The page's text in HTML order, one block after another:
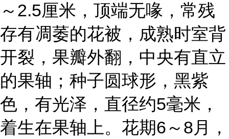
～2.5厘米，顶端无喙，常残
存有凋萎的花被，成熟时室背
开裂，果瓣外翻，中央有直立
的果轴；种子圆球形，黑紫
色，有光泽，直径约5毫米，
着生在果轴上。花期6～8月，